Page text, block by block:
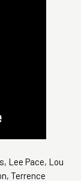
Lee Pace, Lou
Terrence